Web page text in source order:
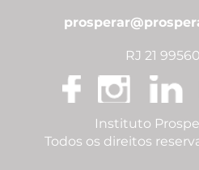
RJ 21
Instituto
Todos os direitos